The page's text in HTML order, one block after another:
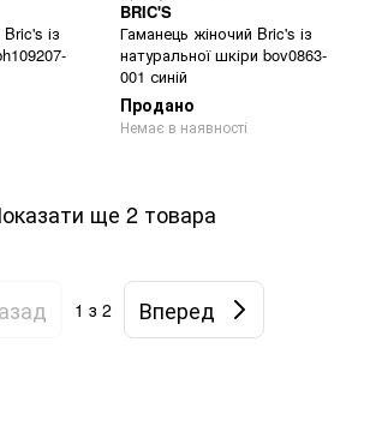
із
BRIC'S
Гаманець жіночий Bric's із
натуральної шкіри bov0863-
001 синій
Продано
Немає в наявності
ще 2 товара
1 з 2 Вперед